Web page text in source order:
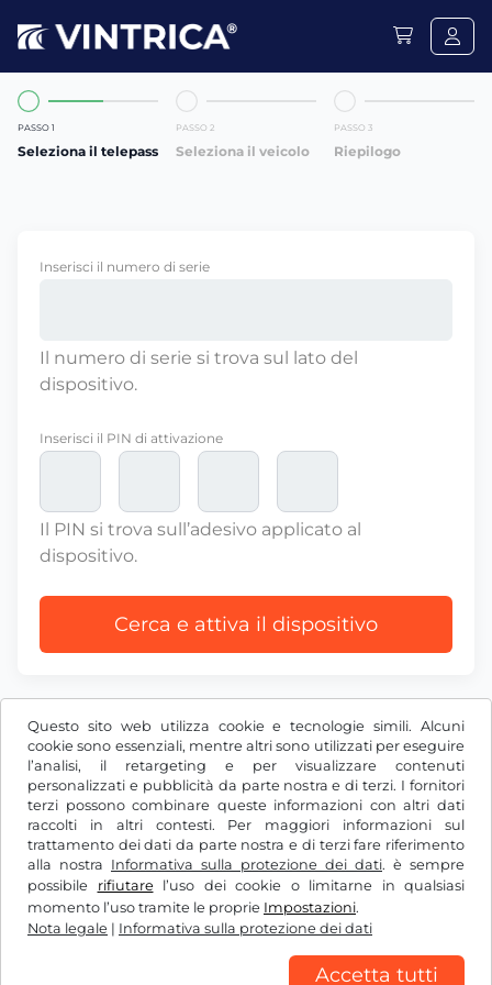
Questo sito web utilizza cookie e tecnologie simili. Alcuni
cookie sono essenziali, mentre altri sono utilizzati per eseguire
l’analisi, il retargeting e per visualizzare contenuti
personalizzati e pubblicità da parte nostra e di terzi. I fornitori
terzi possono combinare queste informazioni con altri dati
raccolti in altri contesti. Per maggiori informazioni sul
trattamento dei dati da parte nostra e di terzi fare riferimento
alla nostra Informativa sulla protezione dei dati. è sempre
possibile rifiutarel’uso dei cookie o limitarne in qualsiasi
momento l’uso tramite le proprie Impostazioni.
Nota legale | Informativa sulla protezione dei dati
Accetta tutti
PASSO 1
Seleziona il telepass
PASSO 2
Seleziona il veicolo
PASSO 3
Riepilogo
Inserisci il numero di serie
Il numero di serie si trova sul lato del
dispositivo.
Inserisci il PIN di attivazione
Il PIN si trova sull’adesivo applicato al
dispositivo.
Cerca e attiva il dispositivo
CHF
Facebook Instagram
CGC / Diritto di recesso
Informativa sulla protezione dei dati
Nota legale